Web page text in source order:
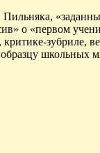
о «первом
критике-зубриле,
школьных